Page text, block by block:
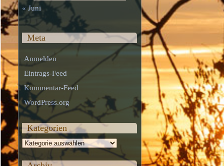
« Juni
Meta
Anmelden
Eintrags-Feed
Kommentar-Feed
WordPress.org
Kategorien
Kategorien